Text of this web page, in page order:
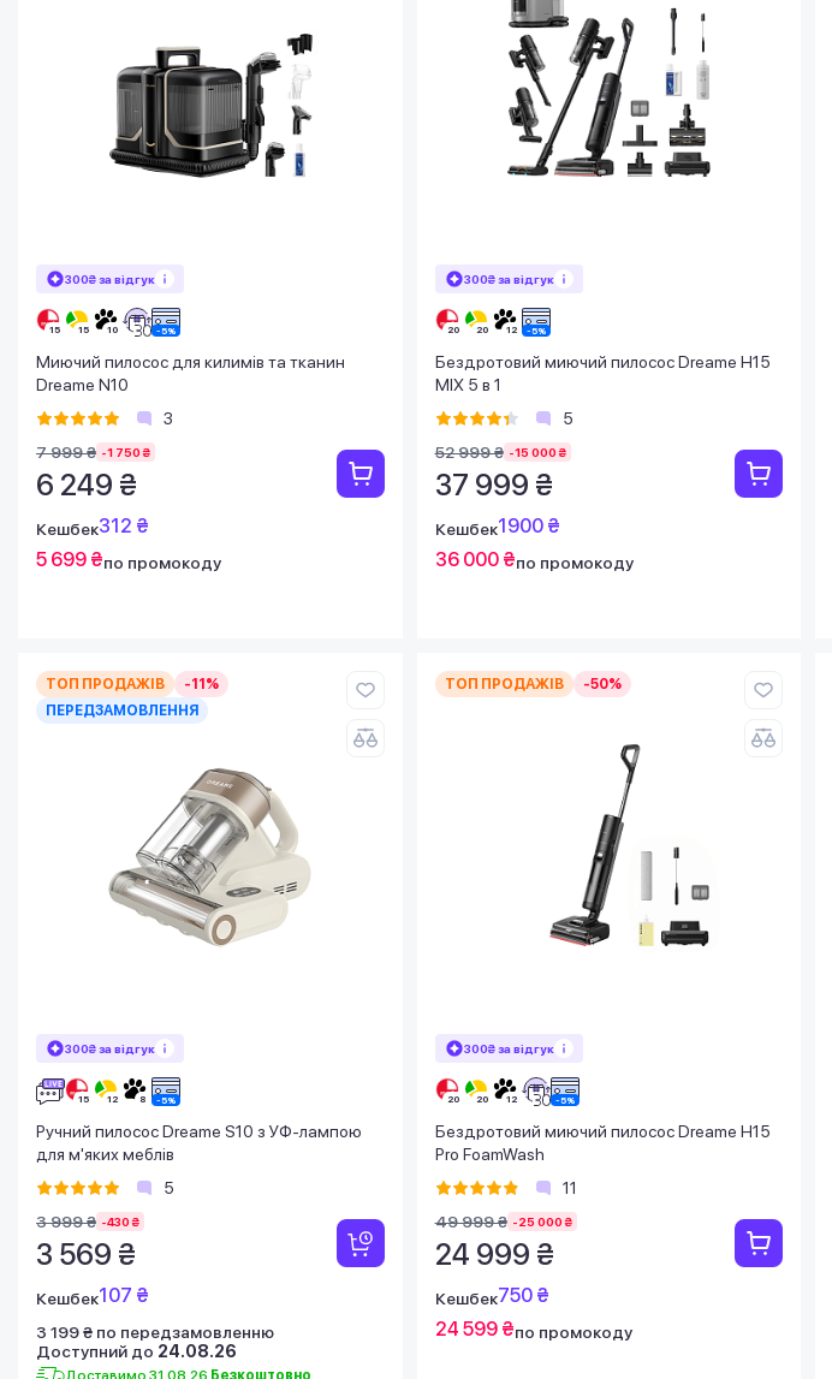
300₴ за відгук
Миючий пилосос для килимів та тканин
Dreame N10
3
7 999 ₴ -1 750 ₴
6 249 ₴
Кешбек312 ₴
5 699 ₴по промокоду
300₴ за відгук
Бездротовий миючий пилосос Dreame H15
MIX 5 в 1
5
52 999 ₴ -15 000 ₴
37 999 ₴
Кешбек1900 ₴
36 000 ₴по промокоду
ТОП ПРОДАЖІВ
-11%
ПЕРЕДЗАМОВЛЕННЯ
300₴ за відгук
Ручний пилосос Dreame S10 з УФ-лампою
для м'яких меблів
5
3 999 ₴ -430 ₴
3 569 ₴
Кешбек107 ₴
3 199 ₴ по передзамовленню
Доступний до 24.08.26
Доставимо 31.08.26 Безкоштовно
ТОП ПРОДАЖІВ -50%
300₴ за відгук
Бездротовий миючий пилосос Dreame H15
Pro FoamWash
11
49 999 ₴ -25 000 ₴
24 999 ₴
Кешбек750 ₴
24 599 ₴по промокоду